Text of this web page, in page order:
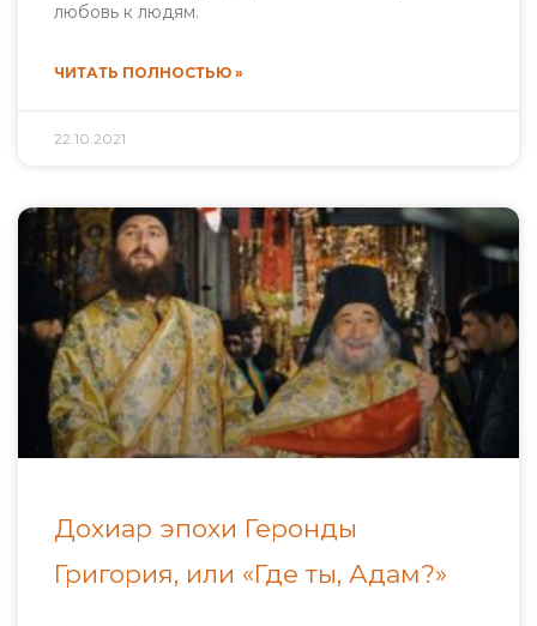
любовь к людям.
ЧИТАТЬ ПОЛНОСТЬЮ »
22.10.2021
Дохиар эпохи Геронды
Григория, или «Где ты, Адам?»